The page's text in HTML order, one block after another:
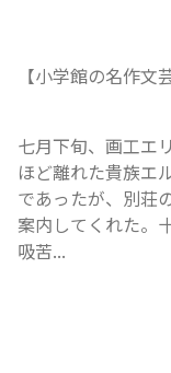
【小学館の名作文
七月下旬、画工エ
ほど離れた貴族エ
であったが、別荘
案内してくれた。
吸苦...